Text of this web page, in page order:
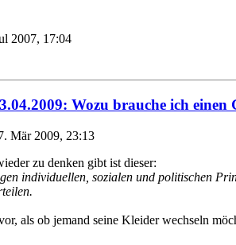
2007, 17:04
Wozu brauche ich einen
Mär 2009, 23:13
zu denken gibt ist dieser:
individuellen, sozialen und politischen
als ob jemand seine Kleider wechseln